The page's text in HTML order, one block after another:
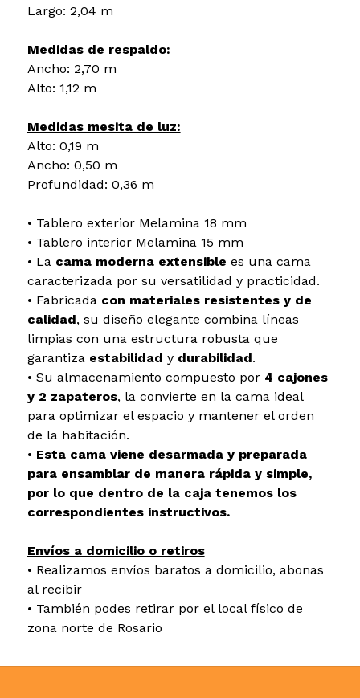
Largo: 2,04 m
Medidas de respaldo:
Ancho: 2,70 m
Alto: 1,12 m
Medidas mesita de luz:
Alto: 0,19 m
Ancho: 0,50 m
Profundidad: 0,36 m
• Tablero exterior Melamina 18 mm
• Tablero interior Melamina 15 mm
• La cama moderna extensible es una cama
caracterizada por su versatilidad y practicidad.
• Fabricada con materiales resistentes y de
calidad, su diseño elegante combina líneas
limpias con una estructura robusta que
garantiza estabilidad y durabilidad.
• Su almacenamiento compuesto por 4 cajones
y 2 zapateros, la convierte en la cama ideal
para optimizar el espacio y mantener el orden
de la habitación.
• Esta cama viene desarmada y preparada
para ensamblar de manera rápida y simple,
por lo que dentro de la caja tenemos los
correspondientes instructivos.
Envíos a domicilio o retiros
• Realizamos envíos baratos a domicilio, abonas
al recibir
• También podes retirar por el local físico de
zona norte de Rosario